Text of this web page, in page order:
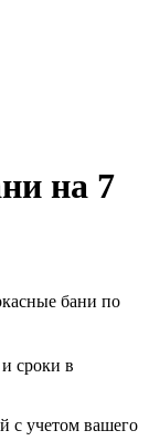
на 7
бани по
сроки в
с учетом вашего